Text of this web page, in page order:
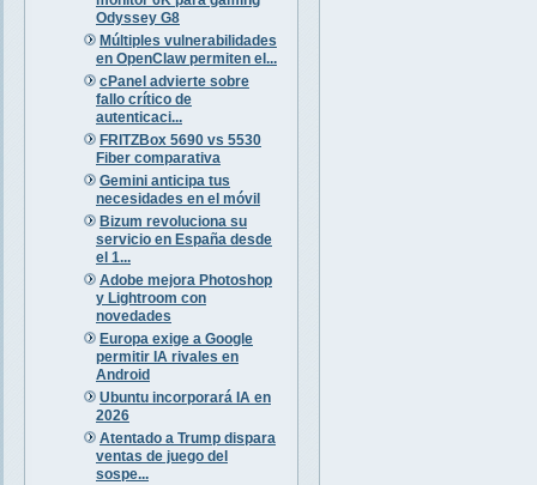
Odyssey G8
Múltiples vulnerabilidades
en OpenClaw permiten el...
cPanel advierte sobre
fallo crítico de
autenticaci...
FRITZBox 5690 vs 5530
Fiber comparativa
Gemini anticipa tus
necesidades en el móvil
Bizum revoluciona su
servicio en España desde
el 1...
Adobe mejora Photoshop
y Lightroom con
novedades
Europa exige a Google
permitir IA rivales en
Android
Ubuntu incorporará IA en
2026
Atentado a Trump dispara
ventas de juego del
sospe...